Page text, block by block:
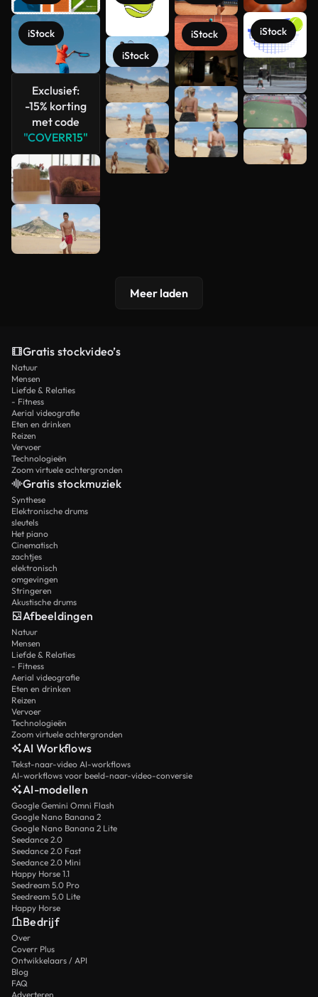
iStock
Exclusief:
-15% korting
met code
"COVERR15"
iStock
iStock iStock
Meer
bekijken
Meer laden
Gratis stockvideo’s
Natuur
Mensen
Liefde & Relaties
- Fitness
Aerial videografie
Eten en drinken
Reizen
Vervoer
Technologieën
Zoom virtuele achtergronden
Gratis stockmuziek
Synthese
Elektronische drums
sleutels
Het piano
Cinematisch
zachtjes
elektronisch
omgevingen
Stringeren
Akustische drums
Afbeeldingen
Natuur
Mensen
Liefde & Relaties
- Fitness
Aerial videografie
Eten en drinken
Reizen
Vervoer
Technologieën
Zoom virtuele achtergronden
AI Workflows
Tekst-naar-video AI-workflows
AI-workflows voor beeld-naar-video-conversie
AI-modellen
Google Gemini Omni Flash
Google Nano Banana 2
Google Nano Banana 2 Lite
Seedance 2.0
Seedance 2.0 Fast
Seedance 2.0 Mini
Happy Horse 1.1
Seedream 5.0 Pro
Seedream 5.0 Lite
Happy Horse
Bedrijf
Over
Coverr Plus
Ontwikkelaars / API
Blog
FAQ
Adverteren